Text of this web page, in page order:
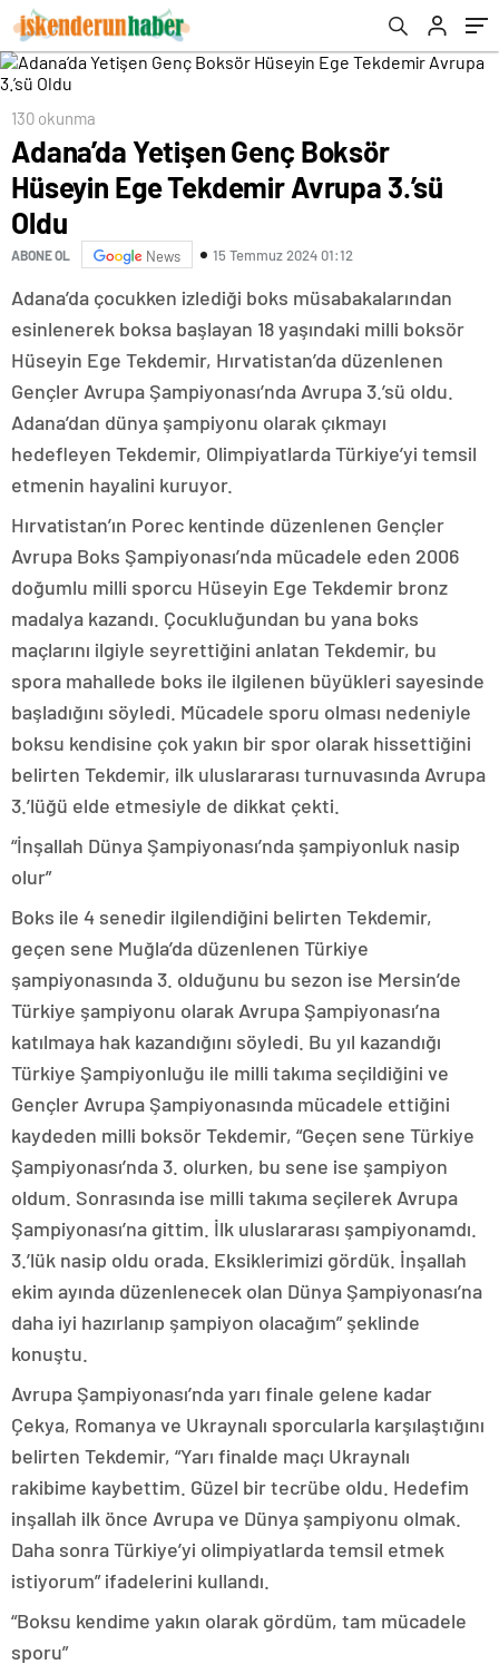
130 okunma
Adana’da Yetişen Genç Boksör
Hüseyin Ege Tekdemir Avrupa 3.’sü
Oldu
ABONE OL News 15 Temmuz 2024 01:12
Adana’da çocukken izlediği boks müsabakalarından
esinlenerek boksa başlayan 18 yaşındaki milli boksör
Hüseyin Ege Tekdemir, Hırvatistan’da düzenlenen
Gençler Avrupa Şampiyonası’nda Avrupa 3.’sü oldu.
Adana’dan dünya şampiyonu olarak çıkmayı
hedefleyen Tekdemir, Olimpiyatlarda Türkiye’yi temsil
etmenin hayalini kuruyor.
Hırvatistan’ın Porec kentinde düzenlenen Gençler
Avrupa Boks Şampiyonası’nda mücadele eden 2006
doğumlu milli sporcu Hüseyin Ege Tekdemir bronz
madalya kazandı. Çocukluğundan bu yana boks
maçlarını ilgiyle seyrettiğini anlatan Tekdemir, bu
spora mahallede boks ile ilgilenen büyükleri sayesinde
başladığını söyledi. Mücadele sporu olması nedeniyle
boksu kendisine çok yakın bir spor olarak hissettiğini
belirten Tekdemir, ilk uluslararası turnuvasında Avrupa
3.’lüğü elde etmesiyle de dikkat çekti.
“İnşallah Dünya Şampiyonası’nda şampiyonluk nasip
olur”
Boks ile 4 senedir ilgilendiğini belirten Tekdemir,
geçen sene Muğla’da düzenlenen Türkiye
şampiyonasında 3. olduğunu bu sezon ise Mersin’de
Türkiye şampiyonu olarak Avrupa Şampiyonası’na
katılmaya hak kazandığını söyledi. Bu yıl kazandığı
Türkiye Şampiyonluğu ile milli takıma seçildiğini ve
Gençler Avrupa Şampiyonasında mücadele ettiğini
kaydeden milli boksör Tekdemir, “Geçen sene Türkiye
Şampiyonası’nda 3. olurken, bu sene ise şampiyon
oldum. Sonrasında ise milli takıma seçilerek Avrupa
Şampiyonası’na gittim. İlk uluslararası şampiyonamdı.
3.’lük nasip oldu orada. Eksiklerimizi gördük. İnşallah
ekim ayında düzenlenecek olan Dünya Şampiyonası’na
daha iyi hazırlanıp şampiyon olacağım” şeklinde
konuştu.
Avrupa Şampiyonası’nda yarı finale gelene kadar
Çekya, Romanya ve Ukraynalı sporcularla karşılaştığını
belirten Tekdemir, “Yarı finalde maçı Ukraynalı
rakibime kaybettim. Güzel bir tecrübe oldu. Hedefim
inşallah ilk önce Avrupa ve Dünya şampiyonu olmak.
Daha sonra Türkiye’yi olimpiyatlarda temsil etmek
istiyorum” ifadelerini kullandı.
“Boksu kendime yakın olarak gördüm, tam mücadele
sporu”